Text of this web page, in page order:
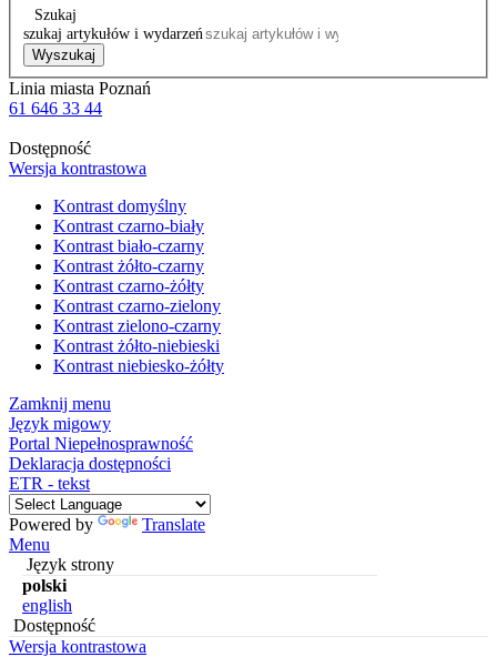
Szukaj
szukaj artykułów i wydarzeń
Wyszukaj
Linia miasta Poznań
61 646 33 44
Dostępność
Wersja kontrastowa
Kontrast domyślny
Kontrast czarno-biały
Kontrast biało-czarny
Kontrast żółto-czarny
Kontrast czarno-żółty
Kontrast czarno-zielony
Kontrast zielono-czarny
Kontrast żółto-niebieski
Kontrast niebiesko-żółty
Zamknij menu
Język migowy
Portal Niepełnosprawność
Deklaracja dostępności
ETR - tekst
Powered by
Translate
Menu
Język strony
polski
english
Dostępność
Wersja kontrastowa